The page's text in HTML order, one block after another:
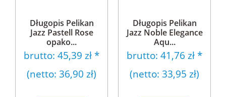
Długopis Pelikan
Jazz Pastell Rose
opako...
brutto: 45,39 zł *
(netto: 36,90 zł)
Długopis Pelikan
Jazz Noble Elegance
Aqu...
brutto: 41,76 zł *
(netto: 33,95 zł)